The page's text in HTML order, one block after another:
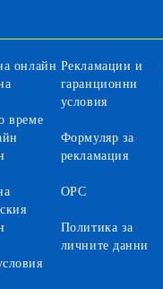
онлайн
време
Рекламации и
гаранционни
условия
Формуляр за
рекламация
ОРС
Политика за
личните данни